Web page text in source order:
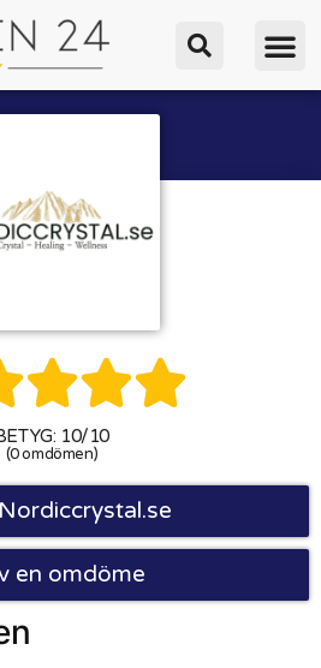

10/10
(0 omdömen)
en omdöme